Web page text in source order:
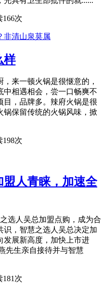
166次
样
来一顿火锅是很惬意的，
中相遇相会，尝一口畅爽不
目，品牌多。辣府火锅是很
锅保留传统的火锅风味，掀
198次
盟人青睐，加速全
选人吴总加盟点购，成为合
识，智慧之选人吴总决定加
发展新高度，加快上市进
先生亲自接待并与智慧
181次